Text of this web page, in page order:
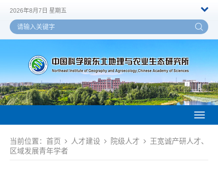
2026年8月7日 星期五
当前位置： 首页 人才建设 院级人才
王宽诚产研人才、
区域发展青年学者